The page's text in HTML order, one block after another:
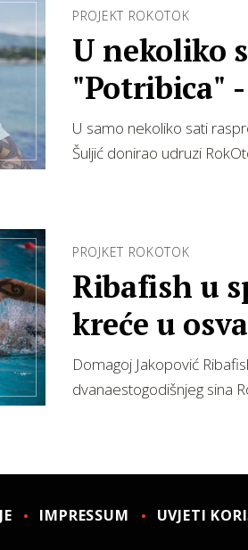
PROJEKT ROKOTOK
U nekoliko
"Potribica"
vino u
U samo nekoliko sati
Šuljić donirao udruzi
PROJKET ROKOTOK
Ribafish u
kreće u
Domagoj Jakopović
dvanaestogodišnjeg sina
IMPRESSUM UVJETI